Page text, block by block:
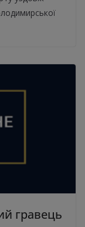
гравець